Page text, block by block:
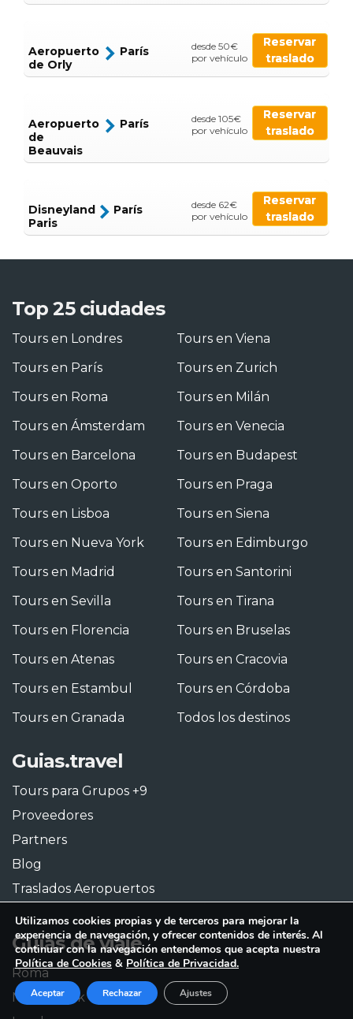
Aeropuerto
de Orly
París
desde 50€
por vehículo
Reservar
traslado
Aeropuerto
de
Beauvais
París
desde 105€
por vehículo
Reservar
traslado
Disneyland
Paris
París
desde 62€
por vehículo
Reservar
traslado
Top 25 ciudades
Tours en Londres
Tours en París
Tours en Roma
Tours en Ámsterdam
Tours en Barcelona
Tours en Oporto
Tours en Lisboa
Tours en Nueva York
Tours en Madrid
Tours en Sevilla
Tours en Florencia
Tours en Atenas
Tours en Estambul
Tours en Granada
Tours en Viena
Tours en Zurich
Tours en Milán
Tours en Venecia
Tours en Budapest
Tours en Praga
Tours en Siena
Tours en Edimburgo
Tours en Santorini
Tours en Tirana
Tours en Bruselas
Tours en Cracovia
Tours en Córdoba
Todos los destinos
Guias.travel
Tours para Grupos +9
Proveedores
Partners
Blog
Traslados Aeropuertos
Guías de viaje
Roma
Nueva York
Utilizamos cookies propias y de terceros para mejorar la
experiencia de navegación, y ofrecer contenidos de interés. Al
continuar con la navegación entendemos que acepta nuestra
Política de Cookies & Política de Privacidad.
Aceptar Rechazar Ajustes